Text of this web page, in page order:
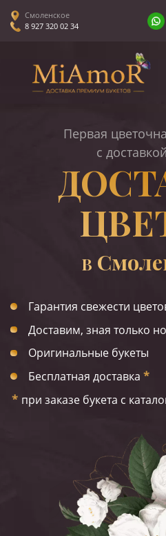
Смоленское
8 927 320 02 34
Первая
с
В
Гарантия свежести
Доставим, зная только
Оригинальные букеты
Бесплатная доставка *
* при заказе букета с